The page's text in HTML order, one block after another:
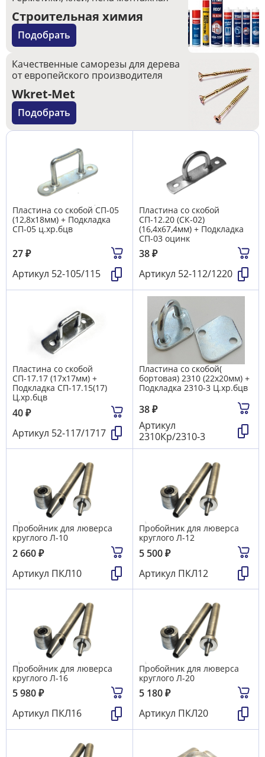
Строительная химия
Подобрать
Качественные саморезы для дерева
от европейского производителя
Wkret-Met
Подобрать
Пластина со скобой СП-05
(12,8х18мм) + Подкладка
СП-05 ц.хр.бцв
27₽
Артикул 52-105/115
Пластина со скобой
СП-12.20 (СК-02)
(16,4х67,4мм) + Подкладка
СП-03 оцинк
38₽
Артикул 52-112/1220
Пластина со скобой
СП-17.17 (17х17мм) +
Подкладка СП-17.15(17)
Ц.хр.бцв
40₽
Артикул 52-117/1717
Пластина со скобой(
бортовая) 2310 (22х20мм) +
Подкладка 2310-3 Ц.хр.бцв
38₽
Артикул
2310Кр/2310-3
Пробойник для люверса
круглого Л-10
2 660₽
Артикул ПКЛ10
Пробойник для люверса
круглого Л-12
5 500₽
Артикул ПКЛ12
Пробойник для люверса
круглого Л-16
5 980₽
Артикул ПКЛ16
Пробойник для люверса
круглого Л-20
5 180₽
Артикул ПКЛ20